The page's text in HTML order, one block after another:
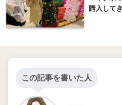
購入して
この記事を書いた人